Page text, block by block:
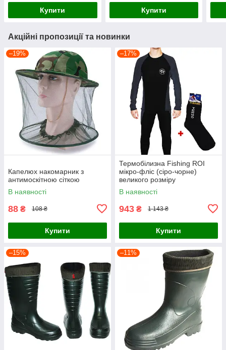
Купити Купити
Акційні пропозиції та новинки
–19%
Капелюх накомарник з
антимоскітною сіткою
В наявності
88 ₴ 108 ₴
Купити
–17%
Термобілизна Fishing ROI
мікро-фліс (сіро-чорне)
великого розміру
В наявності
943 ₴ 1 143 ₴
Купити
–15% –11%